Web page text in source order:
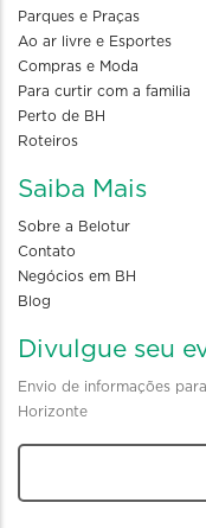
Parques e Praças
Ao ar livre e Esportes
Compras e Moda
Para curtir com a familia
Perto de BH
Roteiros
Saiba Mais
Sobre a Belotur
Contato
Negócios em BH
Blog
Divulgue seu
Envio de informações
Horizonte